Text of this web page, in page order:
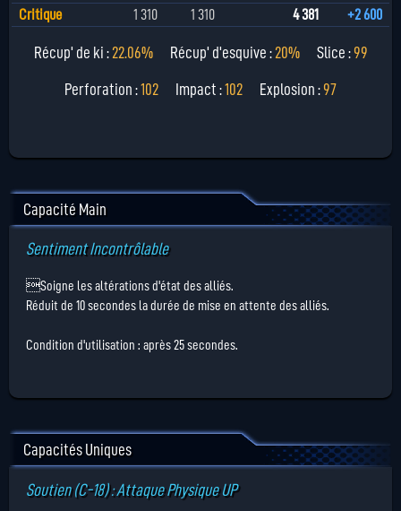
Critique
1 310 1 310 4 381 +2 600
Récup' de ki : 22.06% Récup' d'esquive : 20% Slice :99
Perforation :102 Impact :102 Explosion :97
Capacité Main
Sentiment Incontrôlable
Soigne les altérations d'état des alliés.
Réduit de 10 secondes la durée de mise en attente des alliés.
Condition d'utilisation : après 25 secondes.
Capacités Uniques
Soutien (C-18) : Attaque Physique UP